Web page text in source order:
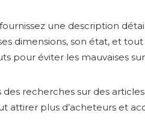
une description
dimensions, son état, et
pour éviter les mauvaises
des recherches sur des
attirer plus d’acheteurs et